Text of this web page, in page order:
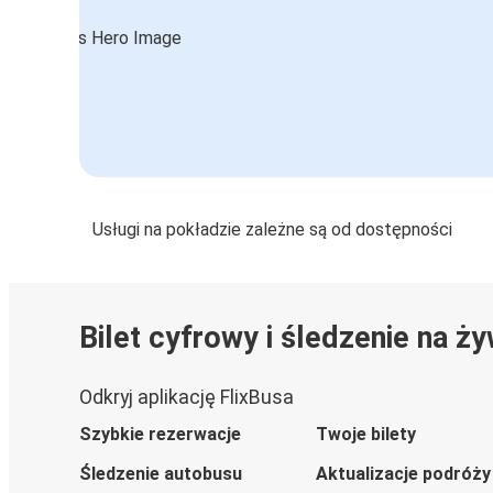
Usługi na pokładzie zależne są od dostępności
Bilet cyfrowy i śledzenie na
Odkryj aplikację FlixBusa
Szybkie rezerwacje
Twoje bilety
Śledzenie autobusu
Aktualizacje podróży